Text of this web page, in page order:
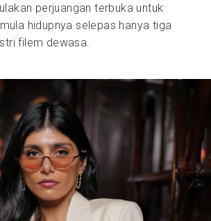
perjuangan terbuka untuk
hidupnya selepas hanya tiga
filem dewasa.